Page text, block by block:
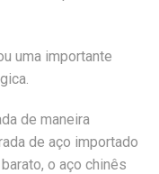
uma importante
de maneira
de aço importado
o aço chinês